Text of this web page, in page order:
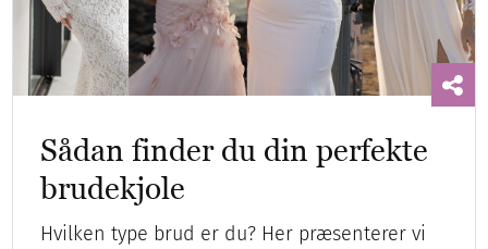
Sådan finder du din perfekte
brudekjole
Hvilken type brud er du? Her præsenterer vi